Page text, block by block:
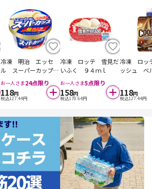
冷凍 明治 エッセ
ル スーパーカップ
超バニラ ２００ｍｌ
お一人さま24点限り
118円
税込127.44円
冷凍 ロッテ 雪見だ
いふく ９４ｍｌ
お一人さま5点限り
158円
税込170.64円
冷凍 ロッ
ッシュ ベ
118円
税込127.44円